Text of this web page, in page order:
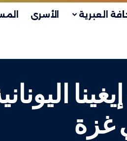
العبرية الأسرى
غزة